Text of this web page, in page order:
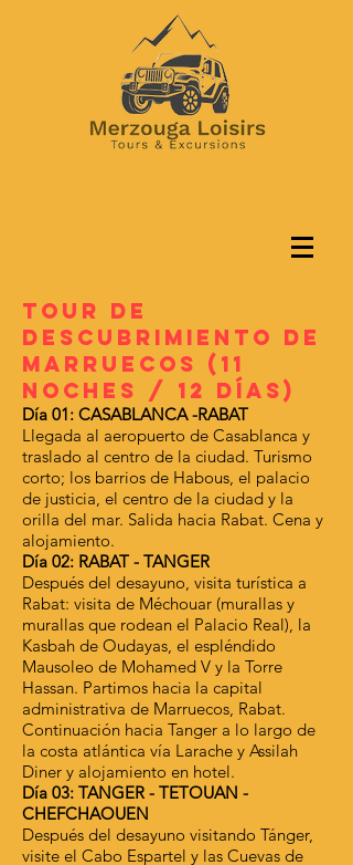
TOUR DE
DESCUBRIMIENTO DE
MARRUECOS (11
Noches / 12 días)
Día 01: CASABLANCA -RABAT
Llegada al aeropuerto de Casablanca y
traslado al centro de la ciudad. Turismo
corto; los barrios de Habous, el palacio
de justicia, el centro de la ciudad y la
orilla del mar. Salida hacia Rabat. Cena y
alojamiento.
Día 02: RABAT - TANGER
Después del desayuno, visita turística a
Rabat: visita de Méchouar (murallas y
murallas que rodean el Palacio Real), la
Kasbah de Oudayas, el espléndido
Mausoleo de Mohamed V y la Torre
Hassan. Partimos hacia la capital
administrativa de Marruecos, Rabat.
Continuación hacia Tanger a lo largo de
la costa atlántica vía Larache y Assilah
Diner y alojamiento en hotel.
Día 03: TANGER - TETOUAN -
CHEFCHAOUEN
Después del desayuno visitando Tánger,
visite el Cabo Espartel y las Cuevas de